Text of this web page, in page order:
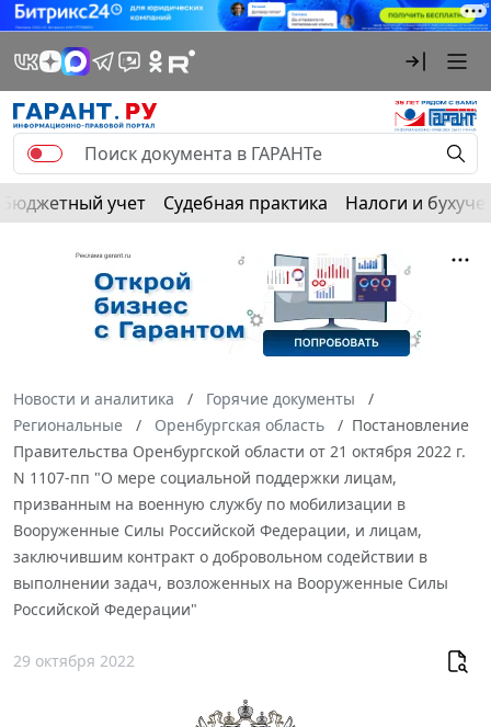
Бюджетный учет Судебная практика Налоги и
Новости и аналитика
Горячие документы
Региональные
Оренбургская область
Постановление
Правительства Оренбургской области от 21 октября 2022 г.
N 1107-пп "О мере социальной поддержки лицам,
призванным на военную службу по мобилизации в
Вооруженные Силы Российской Федерации, и лицам,
заключившим контракт о добровольном содействии в
выполнении задач, возложенных на Вооруженные Силы
Российской Федерации"
29 октября 2022